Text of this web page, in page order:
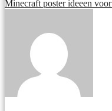
Minecraft poster ideeen